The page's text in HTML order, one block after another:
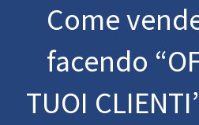
Come
facendo
TUOI